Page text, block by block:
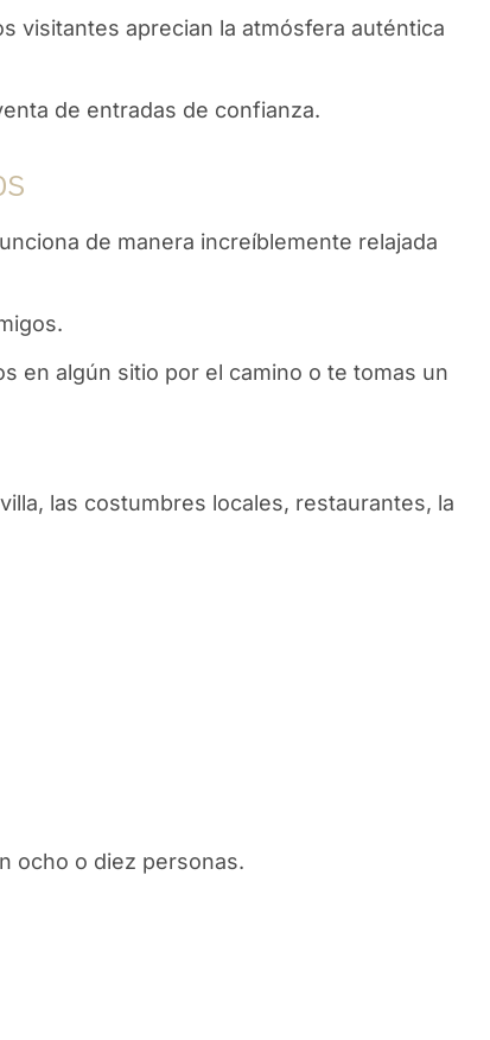
visitantes aprecian la atmósfera auténtica
de entradas de confianza.
de manera increíblemente relajada
en algún sitio por el camino o te tomas un
las costumbres locales, restaurantes, la
ocho o diez personas.